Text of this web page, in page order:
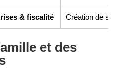
& fiscalité Création de
et des